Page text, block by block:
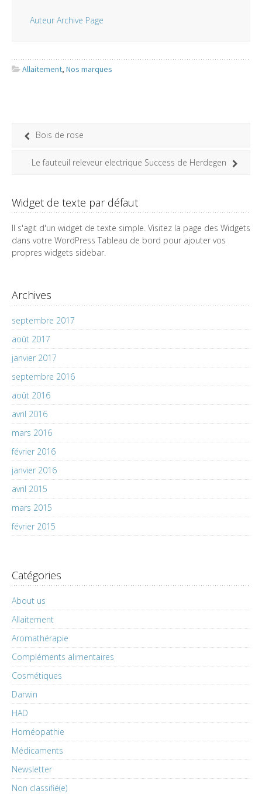
Auteur Archive Page
Allaitement, Nos marques
Bois de rose
Le fauteuil releveur electrique Success de Herdegen
Widget de texte par défaut
Il s'agit d'un widget de texte simple. Visitez la page des Widgets
dans votre WordPress Tableau de bord pour ajouter vos
propres widgets sidebar.
Archives
septembre 2017
août 2017
janvier 2017
septembre 2016
août 2016
avril 2016
mars 2016
février 2016
janvier 2016
avril 2015
mars 2015
février 2015
Catégories
About us
Allaitement
Aromathérapie
Compléments alimentaires
Cosmétiques
Darwin
HAD
Homéopathie
Médicaments
Newsletter
Non classifié(e)